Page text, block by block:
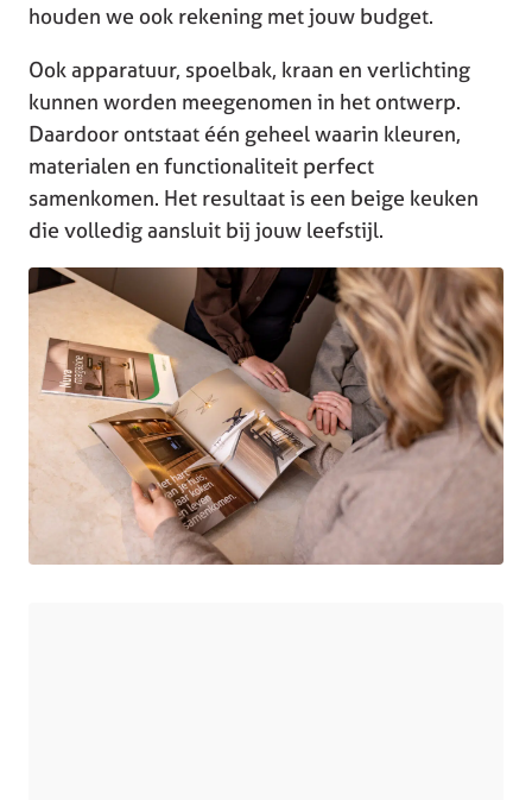
houden we ook rekening met jouw budget.
Ook apparatuur, spoelbak, kraan en verlichting
kunnen worden meegenomen in het ontwerp.
Daardoor ontstaat één geheel waarin kleuren,
materialen en functionaliteit perfect
samenkomen. Het resultaat is een beige keuken
die volledig aansluit bij jouw leefstijl.